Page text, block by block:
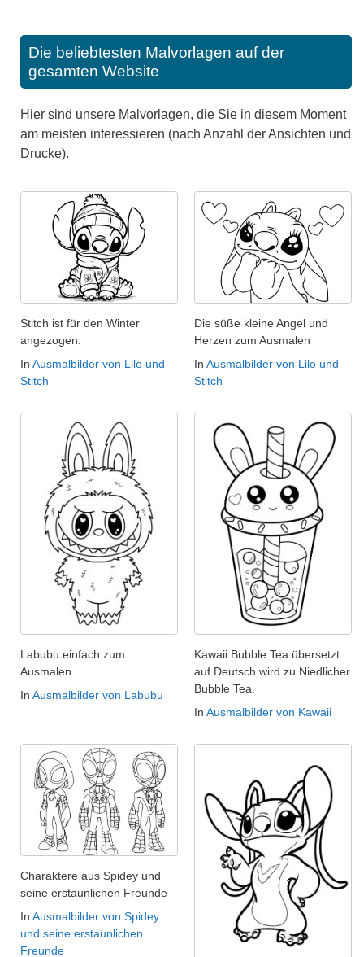
Die beliebtesten Malvorlagen auf der
gesamten Website
Hier sind unsere Malvorlagen, die Sie in diesem Moment
am meisten interessieren (nach Anzahl der Ansichten und
Drucke).
Stitch ist für den Winter
angezogen.
In Ausmalbilder von Lilo und
Stitch
Die süße kleine Angel und
Herzen zum Ausmalen
In Ausmalbilder von Lilo und
Stitch
Labubu einfach zum
Ausmalen
In Ausmalbilder von Labubu
Kawaii Bubble Tea übersetzt
auf Deutsch wird zu Niedlicher
Bubble Tea.
In Ausmalbilder von Kawaii
Charaktere aus Spidey und
seine erstaunlichen Freunde
In Ausmalbilder von Spidey
und seine erstaunlichen
Freunde